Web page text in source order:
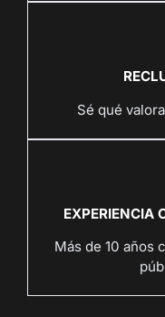
Sé qué
EXPERIENCIA
Más de 10 años